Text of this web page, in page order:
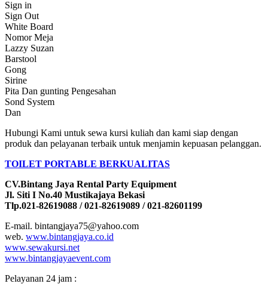
Sign іn
Sign Out
White Board
Nomor Meja
Lazzy Suzan
Barstool
Gong
Sirine
Pita Dan gunting Pengesahan
Sond System
Dan
Hubungi Kami untuk sewa kursi kuliah dan kami siap dengan
produk dan pelayanan terbaik untuk menjamin kepuasan pelanggan.
TOILET PORTABLE BERKUALITAS
CV.Bintang Jaya Rental Party Equipment
Jl. Siti I No.40 Mustikajaya Bekasi
Tlp.021-82619088 / 021-82619089 / 021-82601199
E-mail. bintangjaya75@yahoo.com
web. www.bintangjaya.co.id
www.sewakursi.net
www.bintangjayaevent.com
Pelayanan 24 jam :